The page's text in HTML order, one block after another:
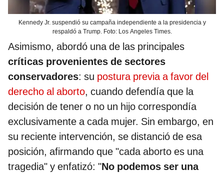
Kennedy Jr. suspendió su campaña independiente a la presidencia y
respaldó a Trump. Foto: Los Angeles Times.
Asimismo, abordó una de las principales
críticas provenientes de sectores
conservadores: su postura previa a favor del
derecho al aborto, cuando defendía que la
decisión de tener o no un hijo correspondía
exclusivamente a cada mujer. Sin embargo, en
su reciente intervención, se distanció de esa
posición, afirmando que "cada aborto es una
tragedia" y enfatizó: "No podemos ser una